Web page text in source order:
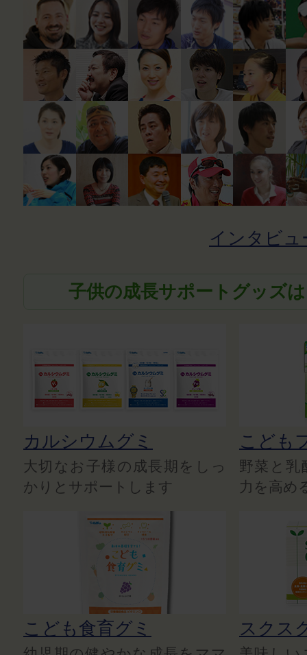
インタビュ
子供の成長サポートグッズ
カルシウムグミ
大切なお子様の成長期をしっ
かりとサポートします
こども
野菜と乳
力を高め
こども食育グミ スクス